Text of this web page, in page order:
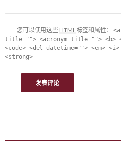
您可以使用这些 HTML标签和属性：
title=""> <acronym title=""> <b>
<code> <del datetime=""> <em>
<strong>